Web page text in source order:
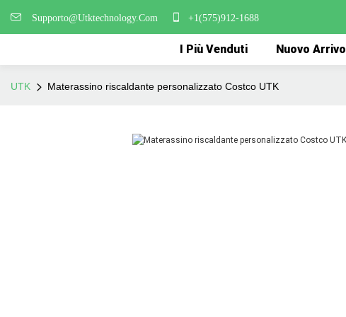
Supporto@Utktechnology.Com +1(575)912-1688
I Più Venduti Nuovo Arrivo
UTK Materassino riscaldante personalizzato Costco UTK